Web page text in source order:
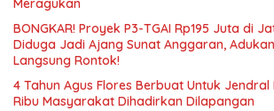
Meragukan
BONGKAR! Proyek P3-TGAI Rp195 Juta di
Diduga Jadi Ajang Sunat Anggaran,
Langsung Rontok!
4 Tahun Agus Flores Berbuat Untuk Jendral
Ribu Masyarakat Dihadirkan Dilapangan